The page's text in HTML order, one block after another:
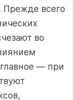
Прежде всего
во
— при